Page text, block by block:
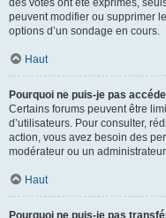
des votes ont été exprimés,
peuvent modifier ou supprimer
options d’un sondage en cours.
Haut
Pourquoi ne puis-je pas
Certains forums peuvent être
d’utilisateurs. Pour consulter,
action, vous avez besoin des
modérateur ou un
Haut
Pourquoi ne puis-je pas